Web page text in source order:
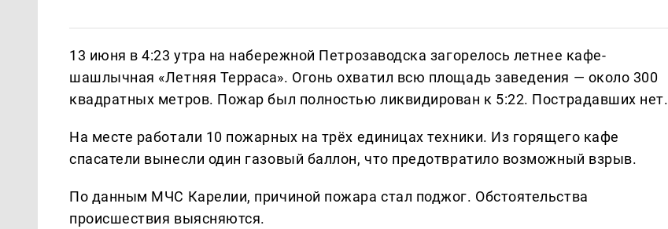
13 июня в 4:23 утра на набережной Петрозаводска загорелось летнее кафе-
шашлычная «Летняя Терраса». Огонь охватил всю площадь заведения — около 300
квадратных метров. Пожар был полностью ликвидирован к 5:22. Пострадавших нет.
На месте работали 10 пожарных на трёх единицах техники. Из горящего кафе
спасатели вынесли один газовый баллон, что предотвратило возможный взрыв.
По данным МЧС Карелии, причиной пожара стал поджог. Обстоятельства
происшествия выясняются.